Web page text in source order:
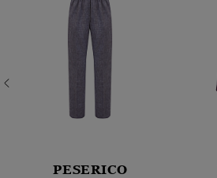
PESERICO